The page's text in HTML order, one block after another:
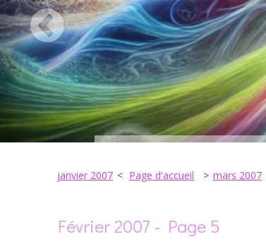
janvier 2007 Page d'accueil mars 2007
Février 2007 - Page 5